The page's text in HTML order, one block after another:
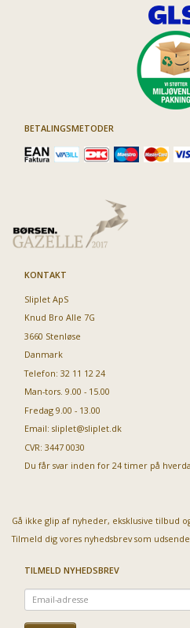
BETALINGSMETODER
KONTAKT
Sliplet ApS
Knud Bro Alle 7G
3660 Stenløse
Danmark
Telefon: 32 11 12 24
Man-tors. 9.00 - 15.00
Fredag 9.00 - 13.00
Email: sliplet@sliplet.dk
CVR: 3447 0030
Du får svar inden for 24 timer på
Gå ikke glip af nyheder, eksklusive tilbud
Tilmeld dig vores nyhedsbrev som
TILMELD NYHEDSBREV
Email-
adresse